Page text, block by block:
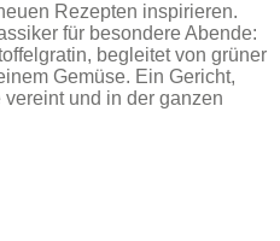
Rezepten inspirieren.
für besondere Abende:
begleitet von grüner
Gemüse. Ein Gericht,
und in der ganzen